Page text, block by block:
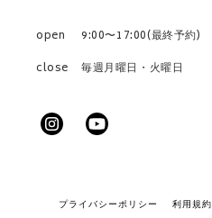
open
9:00〜17:00(最終予約)
close
毎週月曜日・火曜日
プライバシーポリシー 利用規約